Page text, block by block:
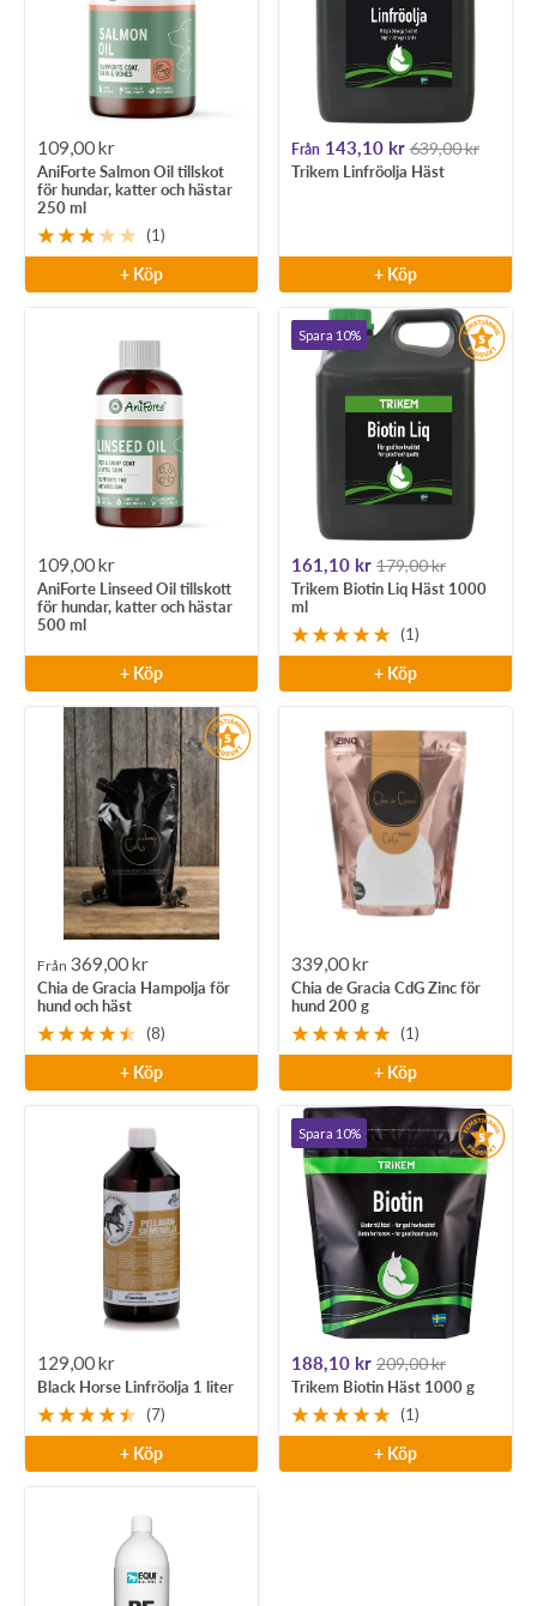
Rea-
pris
109,00 kr
AniForte Salmon Oil tillskot
för hundar, katter och hästar
250 ml
(1)
+ Köp
Rea-
pris
Från 143,10 kr639,00 kr
Trikem Linfröolja Häst
+ Köp
Rea-
pris
109,00 kr
AniForte Linseed Oil tillskott
för hundar, katter och hästar
500 ml
+ Köp
Spara 10%
Rea-
pris
161,10 kr179,00 kr
Trikem Biotin Liq Häst 1000
ml
(1)
+ Köp
Rea-
pris
Från 369,00 kr
Chia de Gracia Hampolja för
hund och häst
(8)
+ Köp
Rea-
pris
339,00 kr
Chia de Gracia CdG Zinc för
hund 200 g
(1)
+ Köp
Rea-
pris
129,00 kr
Black Horse Linfröolja 1 liter
(7)
+ Köp
Spara 10%
Rea-
pris
188,10 kr209,00 kr
Trikem Biotin Häst 1000 g
(1)
+ Köp